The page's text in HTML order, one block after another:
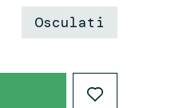
Osculati